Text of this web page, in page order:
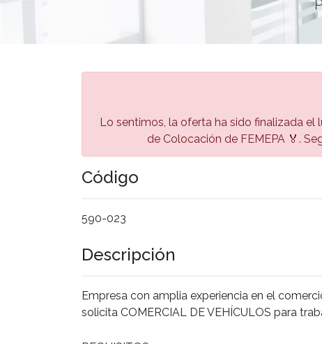
Lo sentimos, la oferta ha sido finalizada el
de Colocación de FEMEPA 🏅.
Código
590-023
Descripción
Empresa con amplia experiencia en el
solicita COMERCIAL DE VEHÍCULOS para